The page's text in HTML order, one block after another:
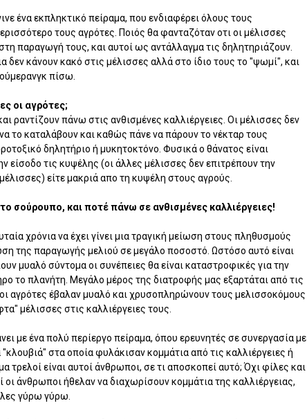
ένα εκπληκτικό πείραμα, που ενδιαφέρει όλους τους
τους αγρότες. Ποιός θα φανταζόταν οτι οι μέλισσες
παραγωγή τους, και αυτοί ως αντάλλαγμα τις δηλητηριάζουν.
δεν κάνουν κακό στις μέλισσες αλλά στο ίδιο τους το "ψωμί", και
πίσω.
οι αγρότες;
ραντίζουν πάνω στις ανθισμένες καλλιέργειες. Οι μέλισσες δεν
το καταλάβουν και καθώς πάνε να πάρουν το νέκταρ τους
δηλητήριο ή μυκητοκτόνο. Φυσικά ο θάνατος είναι
είσοδο τις κυψέλης (οι άλλες μέλισσες δεν επιτρέπουν την
είτε μακριά απο τη κυψέλη στους αγρούς.
σούρουπο, και ποτέ πάνω σε ανθισμένες καλλιέργειες!
χρόνια να έχει γίνει μια τραγική μείωση στους πληθυσμούς
της παραγωγής μελιού σε μεγάλο ποσοστό. Ωστόσο αυτό είναι
μυαλό σύντομα οι συνέπειες θα είναι καταστροφικές για την
το πλανήτη. Μεγάλο μέρος της διατροφής μας εξαρτάται από τις
αγρότες έβαλαν μυαλό και χρυσοπληρώνουν τους μελισσοκόμους
μέλισσες στις καλλιέργειες τους.
με ένα πολύ περίεργο πείραμα, όπου ερευνητές σε συνεργασία με
στα οποία φυλάκισαν κομμάτια από τις καλλιέργειες ή
τρελοί είναι αυτοί άνθρωποι, σε τι αποσκοπεί αυτό; Όχι φίλες και
οι άνθρωποι ήθελαν να διαχωρίσουν κομμάτια της καλλιέργειας,
γύρω γύρω.